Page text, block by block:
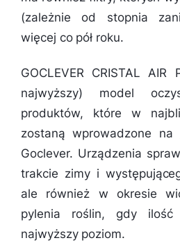
(zależnie od stopnia
więcej co pół roku.
GOCLEVER CRISTAL
najwyższy) model
produktów, które w
zostaną wprowadzone na
Goclever. Urządzenia
trakcie zimy i
ale również w okresie
pylenia roślin, gdy ilość
najwyższy poziom.